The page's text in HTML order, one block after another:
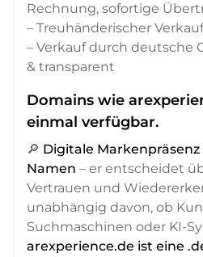
Rechnung, sofortige
– Treuhänderischer
– Verkauf durch deutsche
& transparent
Domains wie
einmal verfügbar.
🔎 Digitale
Namen – er entscheidet
Vertrauen und
unabhängig davon, ob
Suchmaschinen oder KI-
arexperience.de ist eine